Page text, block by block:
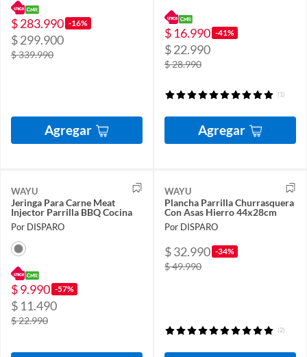
$ 283.990 -16%
$ 299.900
$ 339.990
Agregar
$ 16.990 -41%
$ 22.990
$ 28.990
(1)
Agregar
WAYU
Jeringa Para Carne Meat
Injector Parrilla BBQ Cocina
Por DISPARO
$ 9.990 -57%
$ 11.490
$ 22.990
WAYU
Plancha Parrilla Churrasquera
Con Asas Hierro 44x28cm
Por DISPARO
$ 32.990 -34%
$ 49.990
(2)